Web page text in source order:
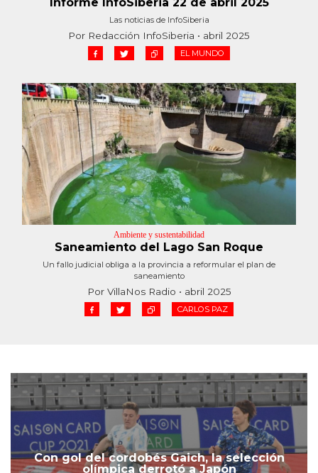
Las noticias de InfoSiberia
Por Redacción InfoSiberia • abril 2025
EL MUNDO
Ambiente y sustentabilidad
Saneamiento del Lago San Roque
Un fallo judicial obliga a la provincia a reformular el plan de
saneamiento
Por VillaNos Radio • abril 2025
CARLOS PAZ
Con gol del cordobés Gaich, la selección
olímpica derrotó a Japón